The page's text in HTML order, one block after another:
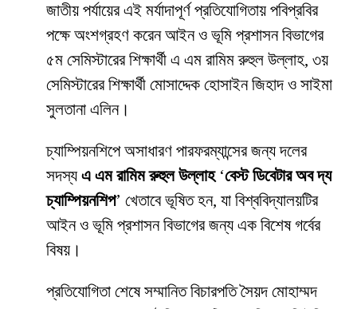
জাতীয় পর্যায়ের এই মর্যাদাপূর্ণ প্রতিযোগিতায় পবিপ্রবির
পক্ষে অংশগ্রহণ করেন আইন ও ভূমি প্রশাসন বিভাগের
৫ম সেমিস্টারের শিক্ষার্থী এ এম রামিম রুহুল উল্লাহ, ৩য়
সেমিস্টারের শিক্ষার্থী মোসাদ্দেক হোসাইন জিহাদ ও সাইমা
সুলতানা এলিন।
চ্যাম্পিয়নশিপে অসাধারণ পারফরম্যান্সের জন্য দলের
সদস্য এ এম রামিম রুহুল উল্লাহ‘বেস্ট ডিবেটার অব দ্য
চ্যাম্পিয়নশিপ’ খেতাবে ভূষিত হন, যা বিশ্ববিদ্যালয়টির
আইন ও ভূমি প্রশাসন বিভাগের জন্য এক বিশেষ গর্বের
বিষয়।
প্রতিযোগিতা শেষে সম্মানিত বিচারপতি সৈয়দ মোহাম্মদ